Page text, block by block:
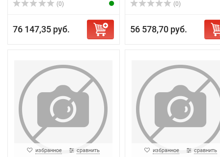
(0)
76 147,35 руб.
(0)
56 578,70 руб.
избранное сравнить избранное сравнить